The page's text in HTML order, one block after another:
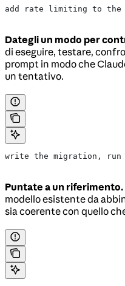
add rate limiting to the
Dategli un modo per
di eseguire, testare,
prompt in modo che
un tentativo.
write the migration, run
Puntate a un riferimento.
modello esistente da
sia coerente con quello